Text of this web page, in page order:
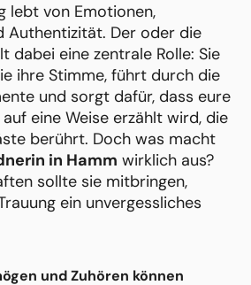
lebt von Emotionen,
Authentizität. Der oder die
dabei eine zentrale Rolle: Sie
ihre Stimme, führt durch die
und sorgt dafür, dass eure
eine Weise erzählt wird, die
berührt. Doch was macht
in Hamm wirklich aus?
sollte sie mitbringen,
ein unvergessliches
und Zuhören können